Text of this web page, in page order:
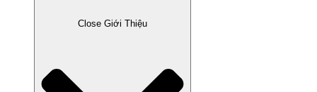
Close Giới Thiệu